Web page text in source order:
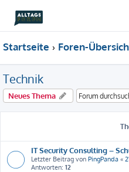
Startseite Foren-
Technik
Neues Thema
IT Security Consulting –
Letzter Beitrag von PingPanda «
Antworten: 12